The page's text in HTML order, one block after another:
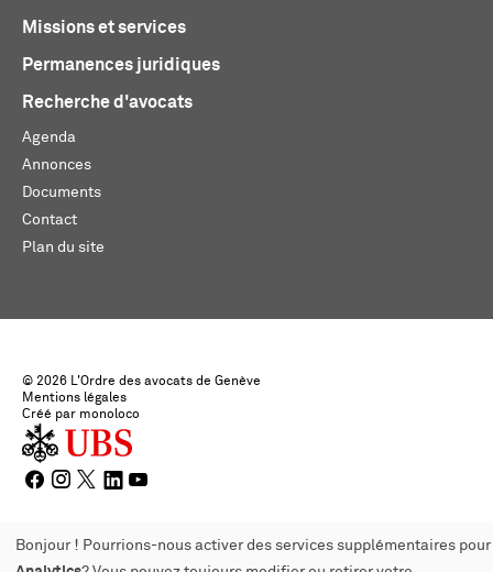
Missions et services
Permanences juridiques
Recherche d'avocats
Agenda
Annonces
Documents
Contact
Plan du site
© 2026 L'Ordre des avocats de Genève
Mentions légales
Créé par monoloco
Bonjour ! Pourrions-nous activer des services supplémentaires pour